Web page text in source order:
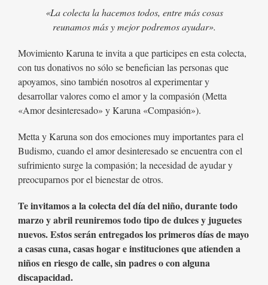
«La colecta la hacemos todos, entre más cosas
reunamos más y mejor podremos ayudar».
Movimiento Karuna te invita a que participes en esta colecta,
con tus donativos no sólo se benefician las personas que
apoyamos, sino también nosotros al experimentar y
desarrollar valores como el amor y la compasión (Metta
«Amor desinteresado» y Karuna «Compasión»).
Metta y Karuna son dos emociones muy importantes para el
Budismo, cuando el amor desinteresado se encuentra con el
sufrimiento surge la compasión; la necesidad de ayudar y
preocuparnos por el bienestar de otros.
Te invitamos a la colecta del día del niño, durante todo
marzo y abril reuniremos todo tipo de dulces y juguetes
nuevos. Estos serán entregados los primeros días de mayo
a casas cuna, casas hogar e instituciones que atienden a
niños en riesgo de calle, sin padres o con alguna
discapacidad.